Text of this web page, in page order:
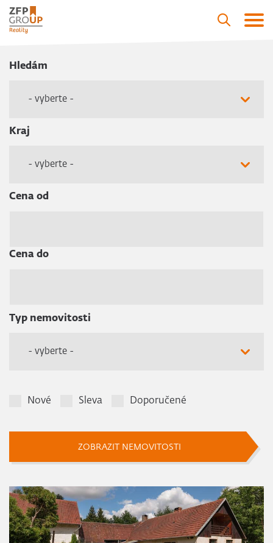
Hledám
- vyberte -
Kraj
- vyberte -
Cena od
Cena do
Typ nemovitosti
- vyberte -
Nové Sleva Doporučené
ZOBRAZIT NEMOVITOSTI